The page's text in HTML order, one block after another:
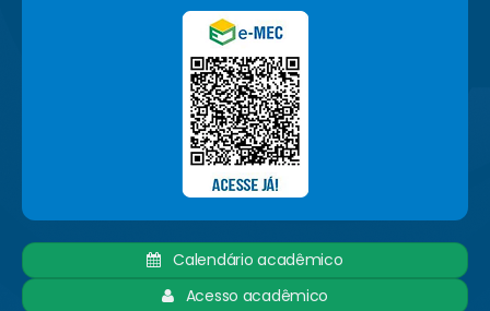
Calendário acadêmico
Acesso acadêmico